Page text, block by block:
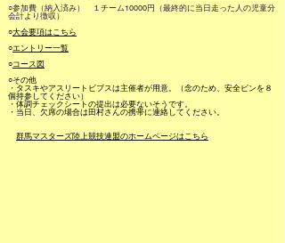
○参加費（納入済み） １チーム10000円（最終的に当日走った人の児童分
会計より徴収）
○大会要項はこちら
○エントリー一覧
○コース図
○その他
・タスキやアスリートビブスは主催者が用意。（念のため、安全ピンを８
個持参してください）
・体調チェックシートの提出は必要ないそうです。
・当日、欠席の場合は田村さんの携帯に連絡してください。
群馬マスターズ陸上競技連盟のホームページはこちら